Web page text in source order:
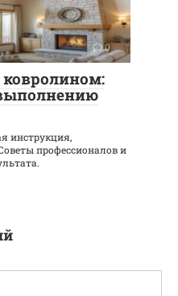
0
ковролином:
инструкция,
профессионалов и